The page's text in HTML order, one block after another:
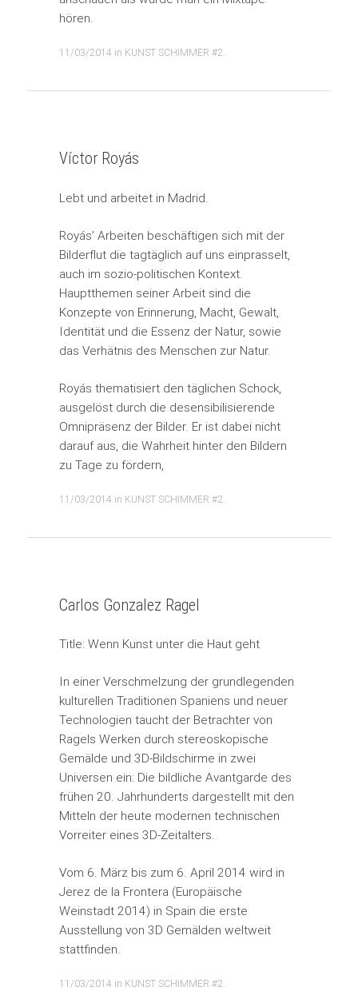
hören.
11/03/2014 in KUNST SCHIMMER #2.
Víctor Royás
Lebt und arbeitet in Madrid.
Royás’ Arbeiten beschäftigen sich mit der
Bilderflut die tagtäglich auf uns einprasselt,
auch im sozio-politischen Kontext.
Hauptthemen seiner Arbeit sind die
Konzepte von Erinnerung, Macht, Gewalt,
Identität und die Essenz der Natur, sowie
das Verhätnis des Menschen zur Natur.
Royás thematisiert den täglichen Schock,
ausgelöst durch die desensibilisierende
Omnipräsenz der Bilder. Er ist dabei nicht
darauf aus, die Wahrheit hinter den Bildern
zu Tage zu fördern,
11/03/2014 in KUNST SCHIMMER #2
Carlos Gonzalez Ragel
Title: Wenn Kunst unter die Haut geht
In einer Verschmelzung der grundlegenden
kulturellen Traditionen Spaniens und neuer
Technologien taucht der Betrachter von
Ragels Werken durch stereoskopische
Gemälde und 3D-Bildschirme in zwei
Universen ein: Die bildliche Avantgarde des
frühen 20. Jahrhunderts dargestellt mit den
Mitteln der heute modernen technischen
Vorreiter eines 3D-Zeitalters.
Vom 6. März bis zum 6. April 2014 wird in
Jerez de la Frontera (Europäische
Weinstadt 2014) in Spain die erste
Ausstellung von 3D Gemälden weltweit
stattfinden.
11/03/2014 in KUNST SCHIMMER #2